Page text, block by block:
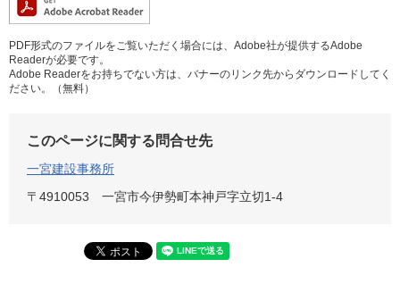
PDF形式のファイルをご覧いただく場合には、Adobe社が提供するAdobe
Readerが必要です。
Adobe Readerをお持ちでない方は、バナーのリンク先からダウンロードしてく
ださい。（無料）
このページに関する問合せ先
一宮建設事務所
〒4910053
一宮市今伊勢町本神戸字立切1-4